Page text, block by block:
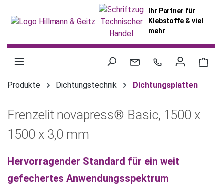
Ihr Partner für
Klebstoffe & viel
mehr
Produkte Dichtungstechnik Dichtungsplatten
Frenzelit novapress® Basic, 1500 x
1500 x 3,0 mm
Hervorragender Standard für ein weit
gefechertes Anwendungsspektrum